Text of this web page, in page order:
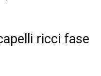
ricci fase